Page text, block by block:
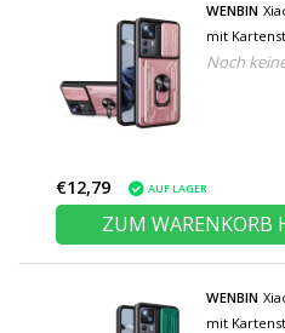
WENBIN
mit
Kamera-
Noch
€12,79 AUF LAGER
ZUM WARENKORB
WENBIN
mit